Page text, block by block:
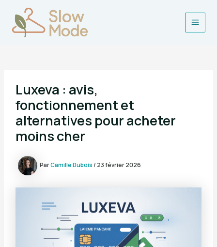
contenu
Main
Luxeva : avis,
fonctionnement et
alternatives pour acheter
moins cher
ParCamille Dubois/ 23 février 2026